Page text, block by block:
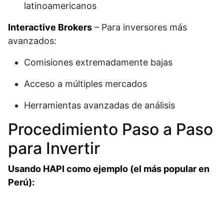
latinoamericanos
Interactive Brokers – Para inversores más
avanzados:​
Comisiones extremadamente bajas
Acceso a múltiples mercados
Herramientas avanzadas de análisis
Procedimiento Paso a Paso
para Invertir
Usando HAPI como ejemplo (el más popular en
Perú):